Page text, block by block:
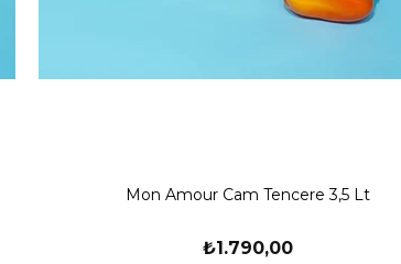
Mon Amour Cam Tencere 3,5 Lt
₺1.790,00